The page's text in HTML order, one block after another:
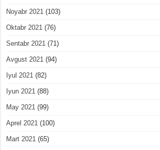
Noyabr 2021 (103)
Oktabr 2021 (76)
Sentabr 2021 (71)
Avgust 2021 (94)
Iyul 2021 (82)
Iyun 2021 (88)
May 2021 (99)
Aprel 2021 (100)
Mart 2021 (65)